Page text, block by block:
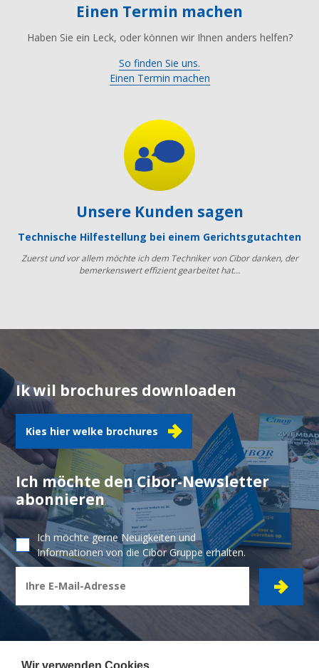
Einen Termin machen
Haben Sie ein Leck, oder können wir Ihnen anders helfen?
So finden Sie uns.
Einen Termin machen
Unsere Kunden sagen
Technische Hilfestellung bei einem Gerichtsgutachten
Zuerst und vor allem möchte ich dem Techniker von Cibor danken, der
bemerkenswert effizient gearbeitet hat…
Ik wil brochures downloaden
Kies hier welke brochures
Ich möchte den Cibor-Newsletter
abonnieren
Ich möchte gerne Neuigkeiten und
Informationen von die Cibor Gruppe erhalten.
Wir verwenden Cookies